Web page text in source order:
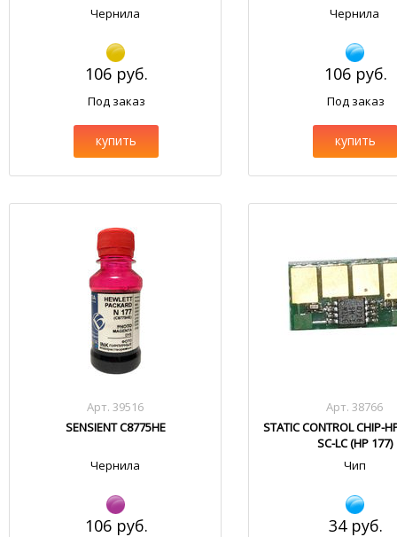
Чернила
106 руб.
Под заказ
купить
Чернила
106 руб.
Под заказ
купить
Арт. 39516
SENSIENT C8775HE
Чернила
106 руб.
Арт. 38766
STATIC CONTROL CHIP-
SC-LC (HP 177)
Чип
34 руб.